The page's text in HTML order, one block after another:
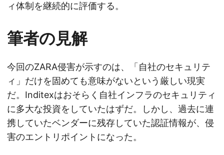
ィ体制を継続的に評価する。
筆者の見解
今回のZARA侵害が示すのは、「自社のセキュリテ
ィ」だけを固めても意味がないという厳しい現実
だ。Inditexはおそらく自社インフラのセキュリティ
に多大な投資をしていたはずだ。しかし、過去に連
携していたベンダーに残存していた認証情報が、侵
害のエントリポイントになった。